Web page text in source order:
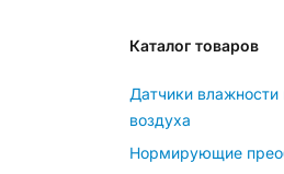
Каталог товаров
Датчики
воздуха
Нормирующие